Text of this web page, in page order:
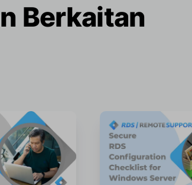
Berkaitan